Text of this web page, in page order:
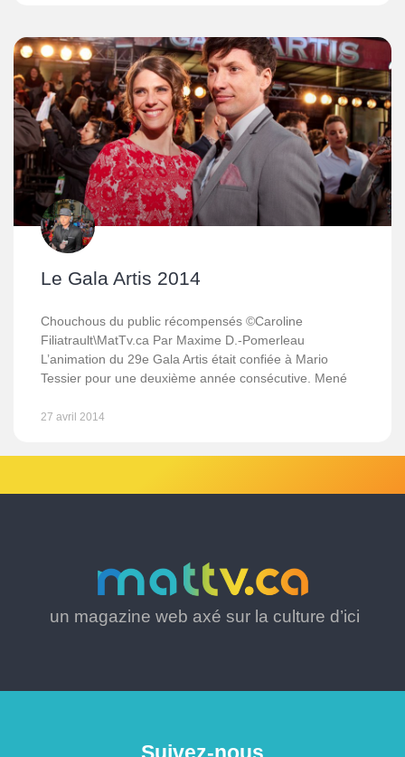
Le Gala Artis 2014
Chouchous du public récompensés ©Caroline
Filiatrault\MatTv.ca Par Maxime D.-Pomerleau
L’animation du 29e Gala Artis était confiée à Mario
Tessier pour une deuxième année consécutive. Mené
27 avril 2014
un magazine web axé sur la culture d’ici